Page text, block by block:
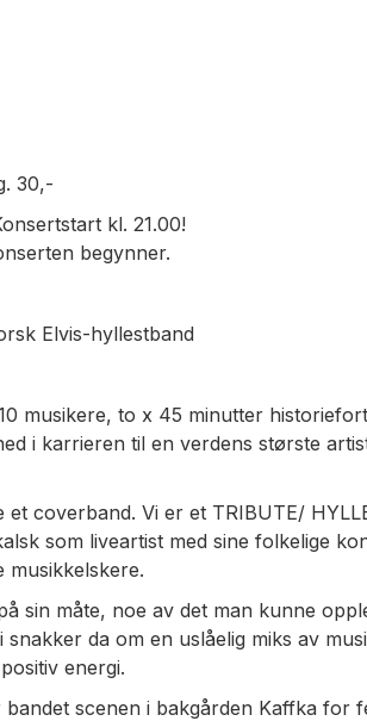
30,-
kl. 21.00!
begynner.
Elvis-hyllestband
musikere, to x 45 minutter
i karrieren til en verdens største
et coverband. Vi er et TRIBUTE/
som liveartist med sine folkelige
musikkelskere.
sin måte, noe av det man kunne
snakker da om en uslåelig miks av
energi.
scenen i bakgården Kaffka for